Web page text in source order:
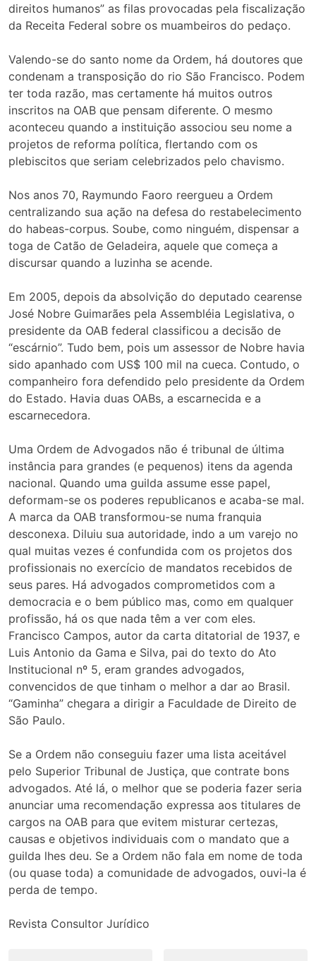
direitos humanos” as filas provocadas pela fiscalização
da Receita Federal sobre os muambeiros do pedaço.
Valendo-se do santo nome da Ordem, há doutores que
condenam a transposição do rio São Francisco. Podem
ter toda razão, mas certamente há muitos outros
inscritos na OAB que pensam diferente. O mesmo
aconteceu quando a instituição associou seu nome a
projetos de reforma política, flertando com os
plebiscitos que seriam celebrizados pelo chavismo.
Nos anos 70, Raymundo Faoro reergueu a Ordem
centralizando sua ação na defesa do restabelecimento
do habeas-corpus. Soube, como ninguém, dispensar a
toga de Catão de Geladeira, aquele que começa a
discursar quando a luzinha se acende.
Em 2005, depois da absolvição do deputado cearense
José Nobre Guimarães pela Assembléia Legislativa, o
presidente da OAB federal classificou a decisão de
“escárnio”. Tudo bem, pois um assessor de Nobre havia
sido apanhado com US$ 100 mil na cueca. Contudo, o
companheiro fora defendido pelo presidente da Ordem
do Estado. Havia duas OABs, a escarnecida e a
escarnecedora.
Uma Ordem de Advogados não é tribunal de última
instância para grandes (e pequenos) itens da agenda
nacional. Quando uma guilda assume esse papel,
deformam-se os poderes republicanos e acaba-se mal.
A marca da OAB transformou-se numa franquia
desconexa. Diluiu sua autoridade, indo a um varejo no
qual muitas vezes é confundida com os projetos dos
profissionais no exercício de mandatos recebidos de
seus pares. Há advogados comprometidos com a
democracia e o bem público mas, como em qualquer
profissão, há os que nada têm a ver com eles.
Francisco Campos, autor da carta ditatorial de 1937, e
Luis Antonio da Gama e Silva, pai do texto do Ato
Institucional nº 5, eram grandes advogados,
convencidos de que tinham o melhor a dar ao Brasil.
“Gaminha” chegara a dirigir a Faculdade de Direito de
São Paulo.
Se a Ordem não conseguiu fazer uma lista aceitável
pelo Superior Tribunal de Justiça, que contrate bons
advogados. Até lá, o melhor que se poderia fazer seria
anunciar uma recomendação expressa aos titulares de
cargos na OAB para que evitem misturar certezas,
causas e objetivos individuais com o mandato que a
guilda lhes deu. Se a Ordem não fala em nome de toda
(ou quase toda) a comunidade de advogados, ouvi-la é
perda de tempo.
Revista Consultor Jurídico